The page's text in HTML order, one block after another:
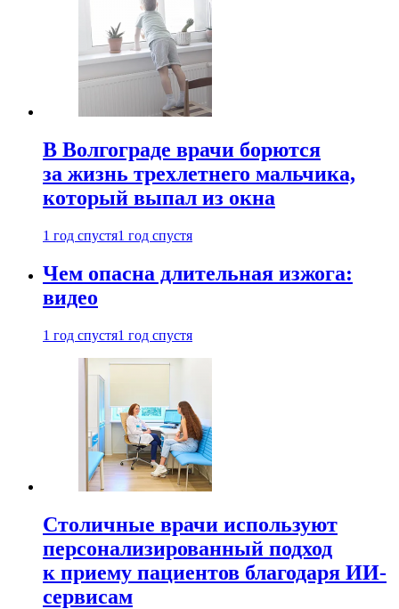
В Волгограде врачи борются
за жизнь трехлетнего мальчика,
который выпал из окна
1 год спустя1 год спустя
Чем опасна длительная изжога:
видео
1 год спустя1 год спустя
Столичные врачи используют
персонализированный подход
к приему пациентов благодаря ИИ-
сервисам